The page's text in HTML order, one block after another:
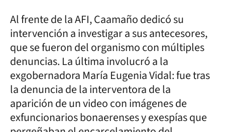
Al frente de la AFI, Caamaño dedicó su
intervención a investigar a sus antecesores,
que se fueron del organismo con múltiples
denuncias. La última involucró a la
exgobernadora María Eugenia Vidal: fue tras
la denuncia de la interventora de la
aparición de un video con imágenes de
exfuncionarios bonaerenses y exespías que